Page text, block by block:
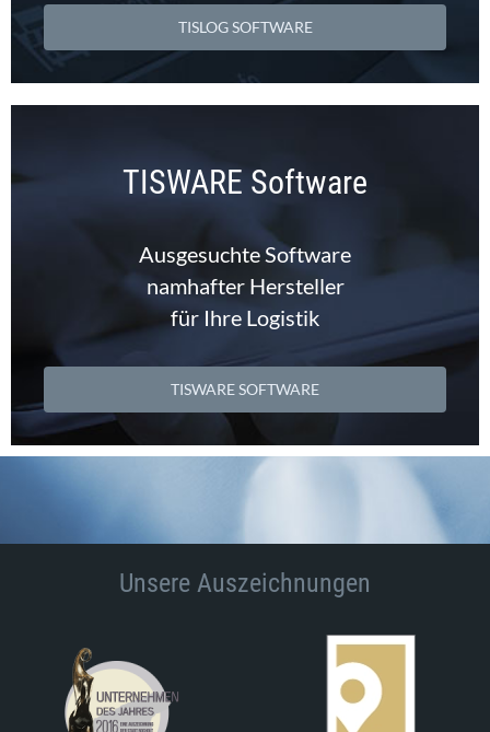
TISLOG SOFTWARE
TISWARE Software
Ausgesuchte Software
namhafter Hersteller
für Ihre Logistik
TISWARE SOFTWARE
Unsere Auszeichnungen